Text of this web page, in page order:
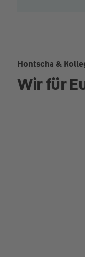
Hontscha &
Wir für